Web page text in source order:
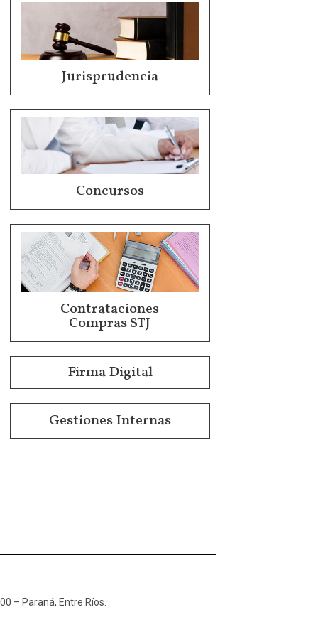
Jurisprudencia
Concursos
Contrataciones
Compras STJ
Firma Digital
Gestiones Internas
– Paraná, Entre Ríos.